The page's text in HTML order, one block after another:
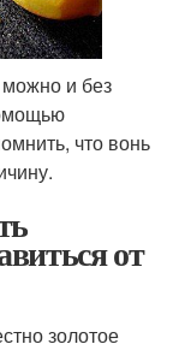
и без
что вонь
от
золотое